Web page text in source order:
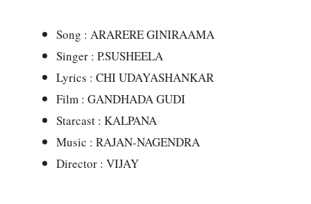
Song : ARARERE GINIRAAMA
Singer : P.SUSHEELA
Lyrics : CHI UDAYASHANKAR
Film : GANDHADA GUDI
Starcast : KALPANA
Music : RAJAN-NAGENDRA
Director : VIJAY